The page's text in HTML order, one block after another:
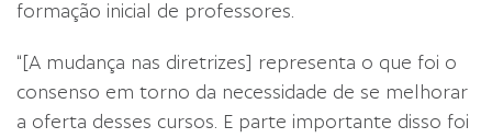
formação inicial de professores.
“[A mudança nas diretrizes] representa o que foi o
consenso em torno da necessidade de se melhorar
a oferta desses cursos. E parte importante disso foi